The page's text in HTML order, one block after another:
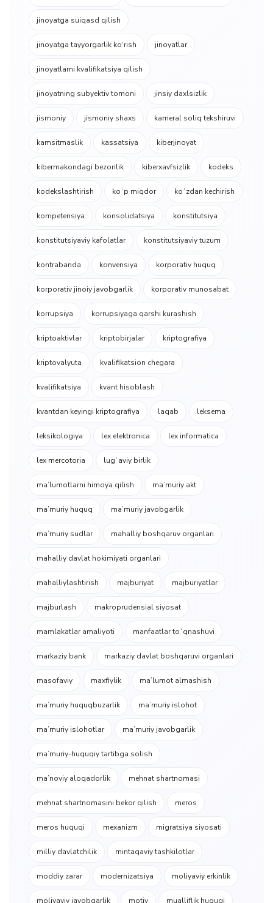
jinoyatga suiqasd qilish
jinoyatga tayyorgarlik ko‘rish jinoyatlar
jinoyatlarni kvalifikatsiya qilish
jinoyatning subyektiv tomoni jinsiy daxlsizlik
jismoniy jismoniy shaxs kameral soliq tekshiruvi
kamsitmaslik kassatsiya kiberjinoyat
kibermakondagi bezorilik kiberxavfsizlik kodeks
kodekslashtirish koʻp miqdor koʻzdan kechirish
kompetensiya konsolidatsiya konstitutsiya
konstitutsiyaviy kafolatlar konstitutsiyaviy tuzum
kontrabanda konvensiya korporativ huquq
korporativ jinoiy javobgarlik korporativ munosabat
korrupsiya korrupsiyaga qarshi kurashish
kriptoaktivlar kriptobirjalar kriptografiya
kriptovalyuta kvalifikatsion chegara
kvalifikatsiya kvant hisoblash
kvantdan keyingi kriptografiya laqab leksema
leksikologiya lex elektronica lex informatica
lex mercotoria lugʻaviy birlik
ma’lumotlarni himoya qilish ma’muriy akt
ma’muriy huquq ma’muriy javobgarlik
ma’muriy sudlar mahalliy boshqaruv organlari
mahalliy davlat hokimiyati organlari
mahalliylashtirish majburiyat majburiyatlar
majburlash makroprudensial siyosat
mamlakatlar amaliyoti manfaatlar toʻqnashuvi
markaziy bank markaziy davlat boshqaruvi organlari
masofaviy maxfiylik maʼlumot almashish
maʼmuriy huquqbuzarlik maʼmuriy islohot
maʼmuriy islohotlar maʼmuriy javobgarlik
maʼmuriy-huquqiy tartibga solish
maʼnoviy aloqadorlik mehnat shartnomasi
mehnat shartnomasini bekor qilish meros
meros huquqi mexanizm migratsiya siyosati
milliy davlatchilik mintaqaviy tashkilotlar
moddiy zarar modernizatsiya moliyaviy erkinlik
moliyaviy javobgarlik motiv mualliflik huquqi